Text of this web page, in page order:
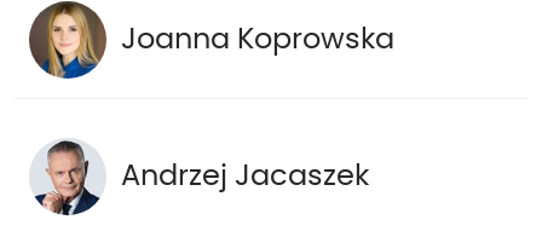
Joanna Koprowska
Andrzej Jacaszek